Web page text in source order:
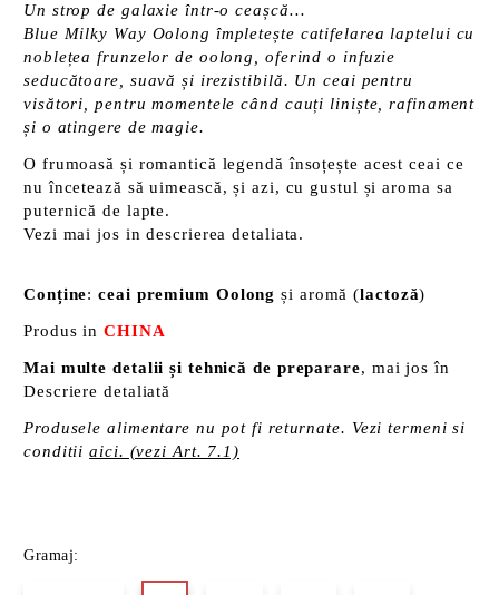
Un strop de galaxie într-o ceașcă…
Blue Milky Way Oolong împletește catifelarea laptelui cu
noblețea frunzelor de oolong, oferind o infuzie
seducătoare, suavă și irezistibilă. Un ceai pentru
visători, pentru momentele când cauți liniște, rafinament
și o atingere de magie.
O frumoasă și romantică legendă însoțește acest ceai ce
nu încetează să uimească, și azi, cu gustul și aroma sa
puternică de lapte.
Vezi mai jos in descrierea detaliata.
Conține: ceai premium Oolong și aromă (lactoză)
Produs in CHINA
Mai multe detalii și tehnică de preparare, mai jos în
Descriere detaliată
Produsele alimentare nu pot fi returnate. Vezi termeni si
conditiiaici. (vezi Art. 7.1)
Gramaj: